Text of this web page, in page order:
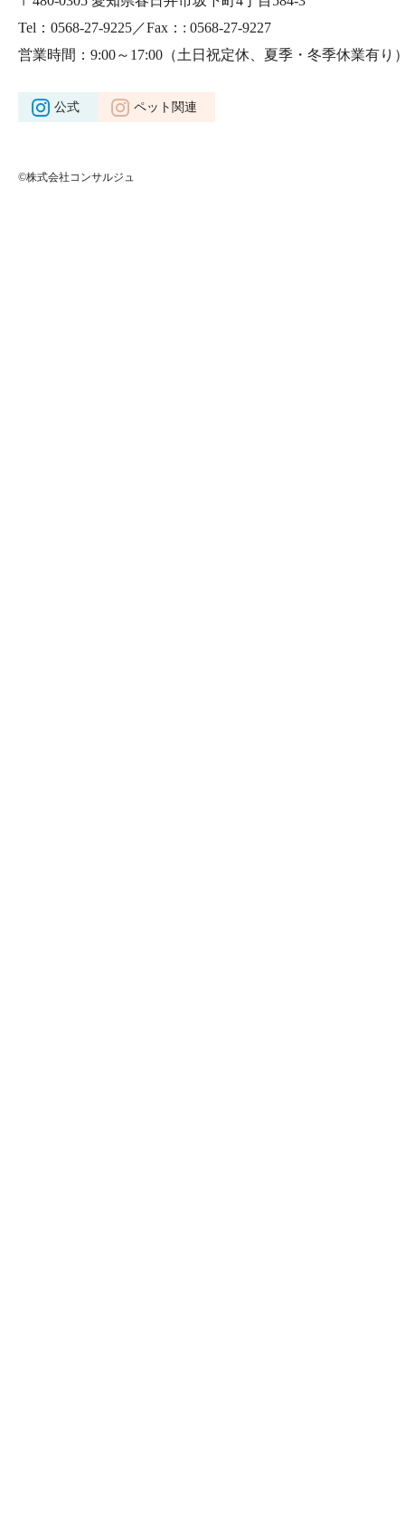
Tel：0568-27-9225／Fax：: 0568-27-9227
営業時間：9:00～17:00 （土日祝定休、夏季・冬季休業有り
公式 ペット関連
©株式会社コンサルジュ